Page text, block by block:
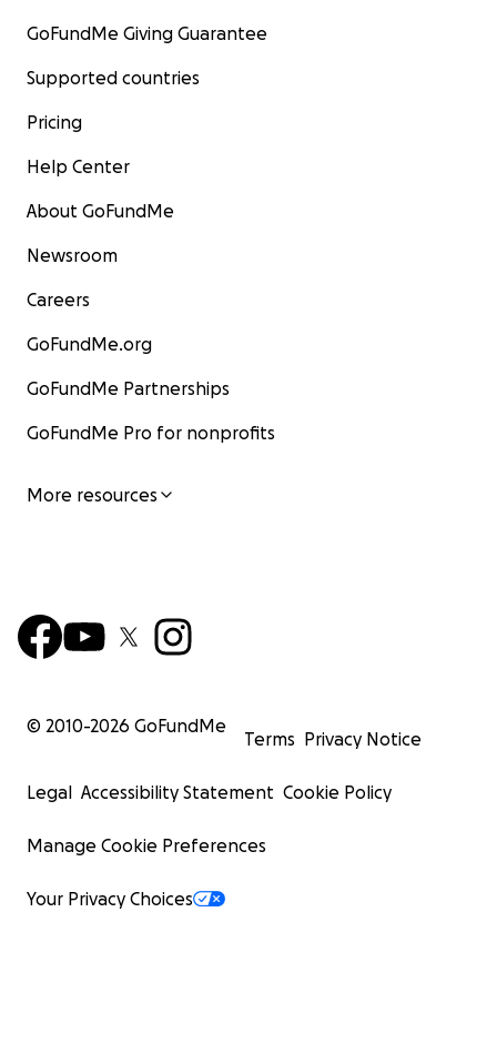
GoFundMe Giving Guarantee
Supported countries
Pricing
Help Center
About GoFundMe
Newsroom
Careers
GoFundMe.org
GoFundMe Partnerships
GoFundMe Pro for nonprofits
More resources
© 2010-2026 GoFundMe
Terms Privacy Notice
Legal Accessibility Statement Cookie Policy
Manage Cookie Preferences
Your Privacy Choices